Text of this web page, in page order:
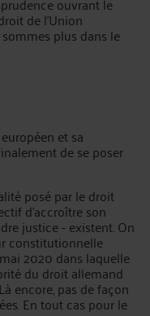
de l'Union
plus dans le
et sa
de se poser
posé par le droit
d'accroître son
justice - existent. On
constitutionnelle
2020 dans laquelle
du droit allemand
encore, pas de façon
En tout cas pour le